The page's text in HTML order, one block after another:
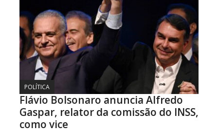
POLÍTICA
Flávio Bolsonaro anuncia Alfredo
Gaspar, relator da comissão do INSS,
como vice